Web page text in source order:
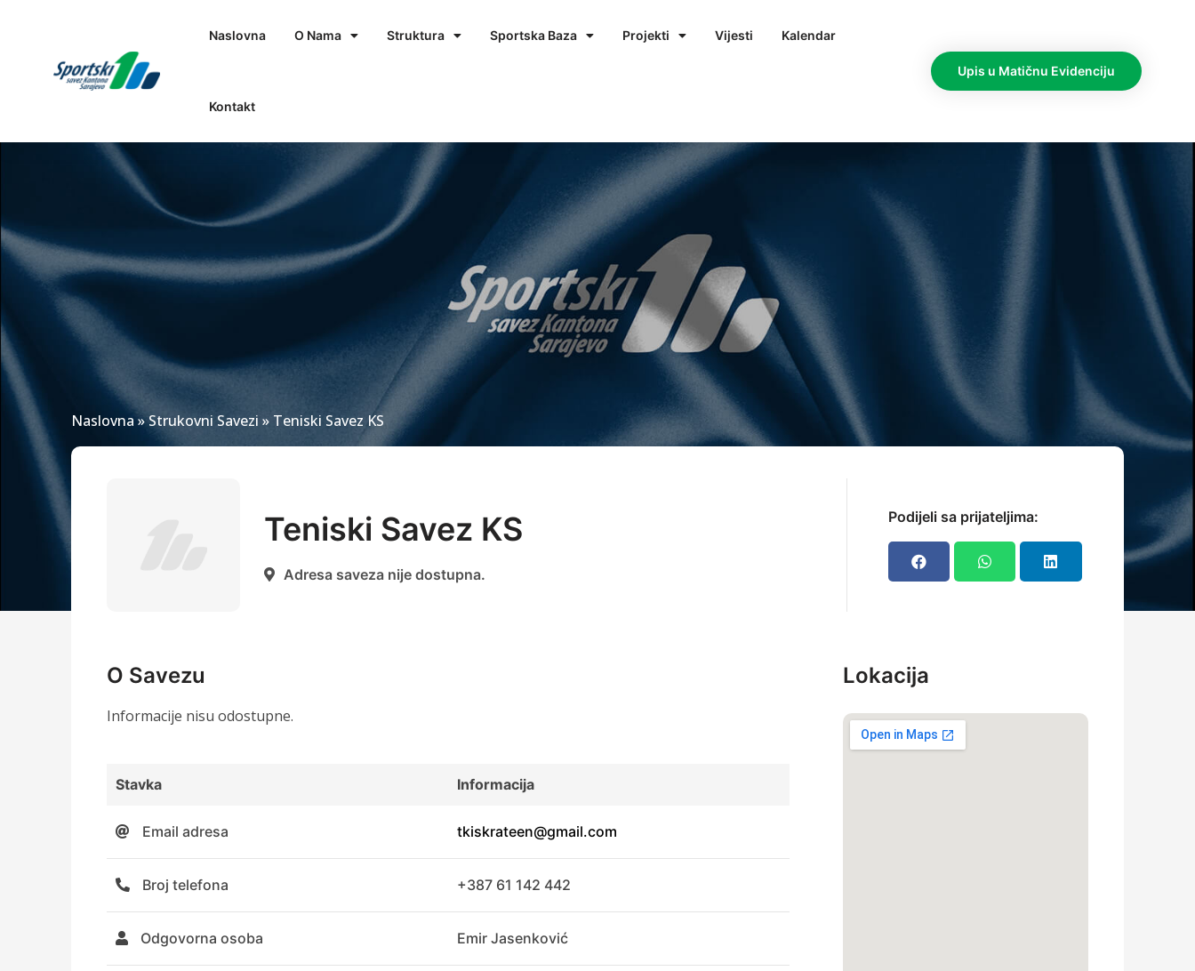
Naslovna O Nama Struktura Sportska Baza Projekti Vijesti Kalendar
Kontakt
Upis u Matičnu Evidenciju
Naslovna »Strukovni Savezi » Teniski Savez KS
Teniski Savez KS
Adresa saveza nije dostupna.
Podijeli sa prijateljima:
O Savezu
Informacije nisu odostupne.
Stavka Informacija
Email adresa tkiskrateen@gmail.com
Broj telefona +387 61 142 442
Odgovorna osoba Emir Jasenković
Lokacija